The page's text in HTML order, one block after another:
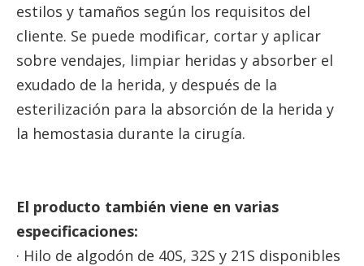
estilos y tamaños según los requisitos del
cliente. Se puede modificar, cortar y aplicar
sobre vendajes, limpiar heridas y absorber el
exudado de la herida, y después de la
esterilización para la absorción de la herida y
la hemostasia durante la cirugía.
El producto también viene en varias
especificaciones:
· Hilo de algodón de 40S, 32S y 21S disponibles